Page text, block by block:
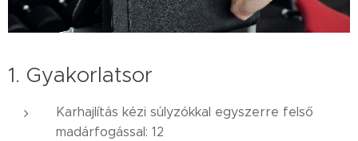
1. Gyakorlatsor
Karhajlítás kézi súlyzókkal egyszerre felső
madárfogással: 12